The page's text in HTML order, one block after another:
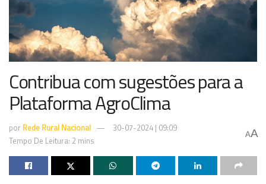
Contribua com sugestões para a
Plataforma AgroClima
por Rede Rural Nacional
30-07-2024 | 09:09
Tempo De Leitura: 2 mins
AA